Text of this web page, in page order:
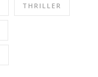
THRILLER